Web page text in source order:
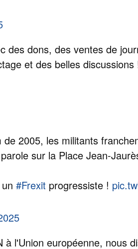
des dons, des ventes de
et des belles discussions
2005, les militants
sur la Place Jean-
#Frexit progressiste !
l'Union européenne, nous